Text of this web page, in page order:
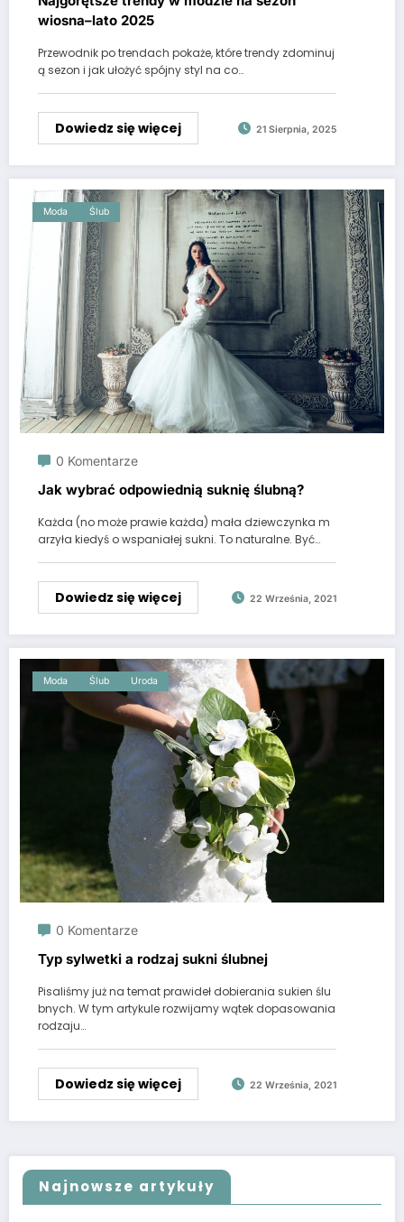
wiosna–lato 2025
Przewodnik po trendach pokaże, które trendy zdominuj
ą sezon i jak ułożyć spójny styl na co…
Dowiedz się więcej 21 Sierpnia, 2025
Moda Ślub
0 Komentarze
Jak wybrać odpowiednią suknię ślubną?
Każda (no może prawie każda) mała dziewczynka m
arzyła kiedyś o wspaniałej sukni. To naturalne. Być…
Dowiedz się więcej 22 Września, 2021
Moda Ślub Uroda
0 Komentarze
Typ sylwetki a rodzaj sukni ślubnej
Pisaliśmy już na temat prawideł dobierania sukien ślu
bnych. W tym artykule rozwijamy wątek dopasowania
rodzaju…
Dowiedz się więcej 22 Września, 2021
Najnowsze artykuły